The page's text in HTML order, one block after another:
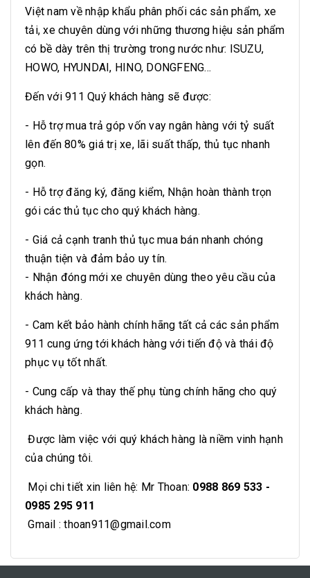
Việt nam về nhập khẩu phân phối các sản phẩm, xe
tải, xe chuyên dùng với những thương hiệu sản phẩm
có bề dày trên thị trường trong nước như: ISUZU,
HOWO, HYUNDAI, HINO, DONGFENG...
Đến với 911 Quý khách hàng sẽ được:
- Hỗ trợ mua trả góp vốn vay ngân hàng với tỷ suất
lên đến 80% giá trị xe, lãi suất thấp, thủ tục nhanh
gọn.
- Hỗ trợ đăng ký, đăng kiểm, Nhận hoàn thành trọn
gói các thủ tục cho quý khách hàng.
- Giá cả cạnh tranh thủ tục mua bán nhanh chóng
thuận tiện và đảm bảo uy tín.
- Nhận đóng mới xe chuyên dùng theo yêu cầu của
khách hàng.
- Cam kết bảo hành chính hãng tất cả các sản phẩm
911 cung ứng tới khách hàng với tiến độ và thái độ
phục vụ tốt nhất.
- Cung cấp và thay thế phụ tùng chính hãng cho quý
khách hàng.
Được làm việc với quý khách hàng là niềm vinh hạnh
của chúng tôi.
Mọi chi tiết xin liên hệ: Mr Thoan: 0988 869 533 -
0985 295 911
Gmail :thoan911@gmail.com